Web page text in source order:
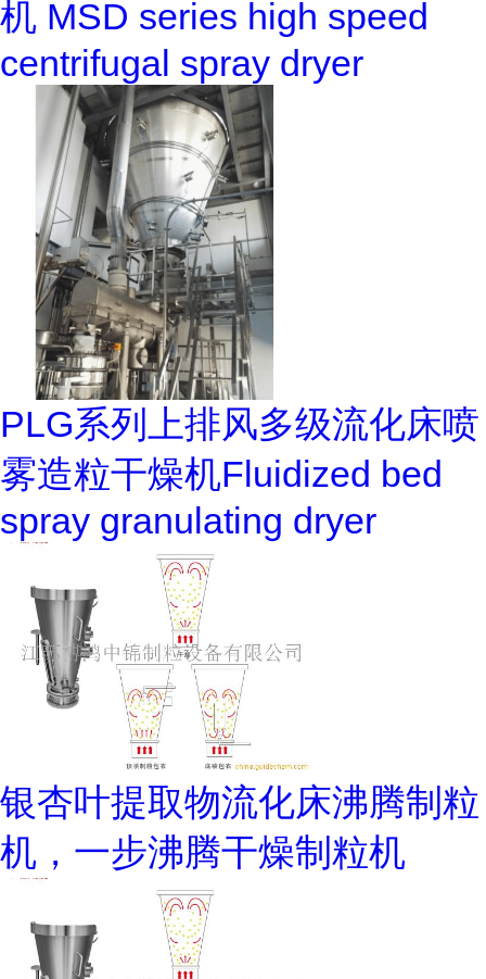
机 MSD series high speed
centrifugal spray dryer
PLG系列上排风多级流化床喷
雾造粒干燥机Fluidized bed
spray granulating dryer
银杏叶提取物流化床沸腾制粒
机，一步沸腾干燥制粒机